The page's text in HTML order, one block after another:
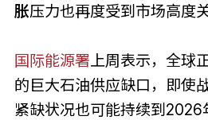
胀压力也再度受到市场高度关
国际能源署上周表示，全球
的巨大石油供应缺口，即使
紧缺状况也可能持续到2026